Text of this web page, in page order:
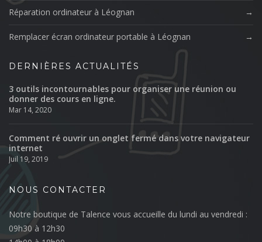
Réparation ordinateur à Léognan
Remplacer écran ordinateur portable à Léognan
DERNIÈRES ACTUALITÉS
3 outils incontournables pour organiser une réunion ou
donner des cours en ligne.
Mar 14, 2020
Comment ré ouvrir un onglet fermé dans votre navigateur
internet
Juil 19, 2019
NOUS CONTACTER
Notre boutique de Talence vous accueille du lundi au vendredi :
09h30 à 12h30